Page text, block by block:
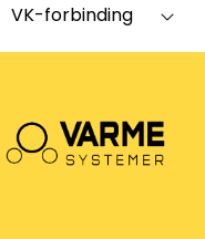
VK-forbinding